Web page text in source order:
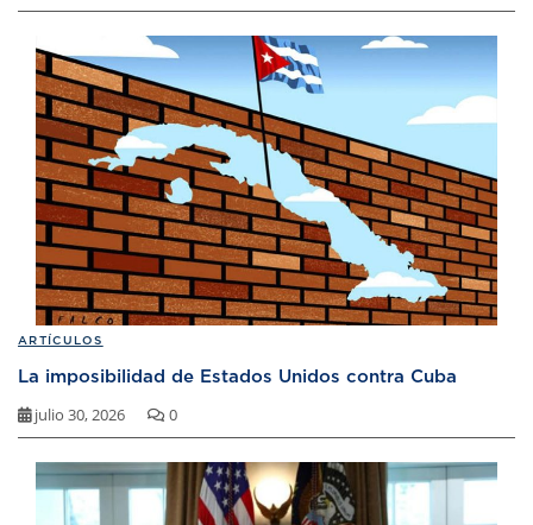
ARTÍCULOS
La imposibilidad de Estados Unidos contra Cuba
julio 30, 2026 0